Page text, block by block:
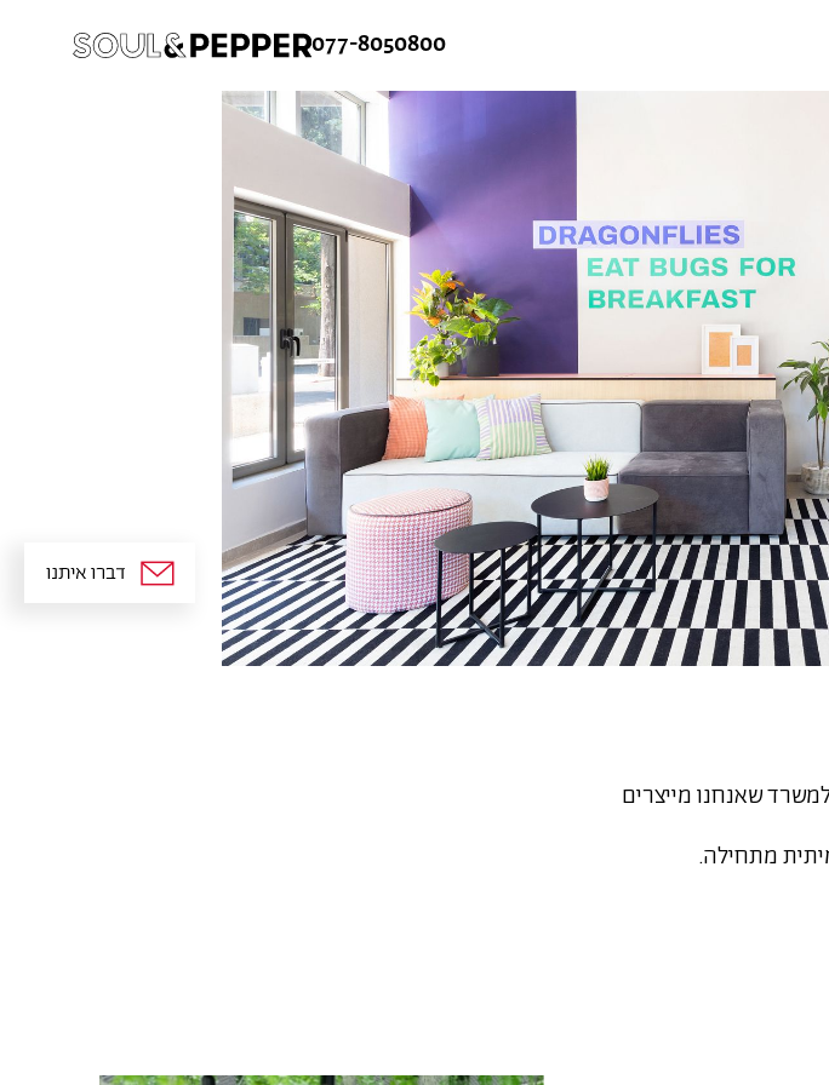
077-8050800
משתמש
חדש/אורח
דאגנו לכם ליצירת חשבון קלה ומהירה במיוחד. המשיכו למילוי
פרטיכם ותוכלו ליהנות מהיתרונות של משתמש רשום כבר עכשיו.
להרשמה
שאנחנו מייצרים
מתחילה.